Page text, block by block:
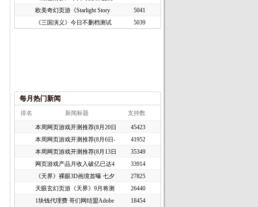
欧美奇幻页游《Starlight Story
5041
《三国演义》今日不删档测试
5039
每月热门新闻
排名 新闻标题 支持数
本周网页游戏开测推荐(8月20日
45423
本周网页游戏开测推荐(8月6日-
41952
本周网页游戏开测推荐(8月13日
35349
网页游戏产品月收入破亿已达4
33914
《天界》裸眼3D画境首曝 七夕
27825
天眼玄幻页游《天界》9月将测
26440
1块钱代理费 哥们网结盟Adobe
18454